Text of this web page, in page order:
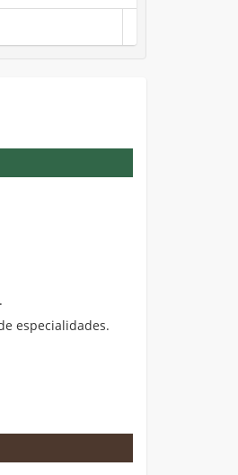
especialidades.